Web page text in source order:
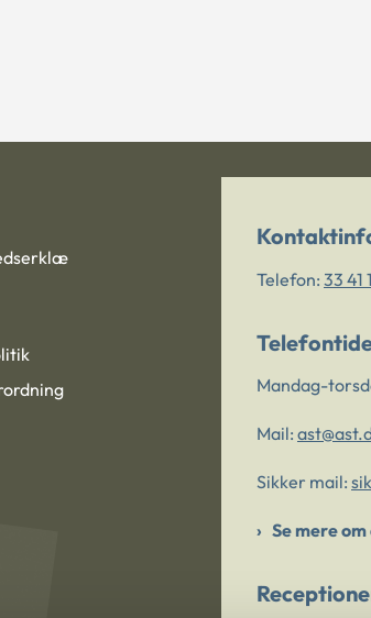
Telefon: 33 41
Mandag-
Mail:
Sikker mail:
Se mere